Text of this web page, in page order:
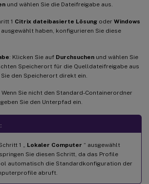
und wählen Sie die Dateifreigabe aus.
1 Citrix dateibasierte Lösung oder Windows
ausgewählt haben, konfigurieren Sie diese
: Klicken Sie auf Durchsuchen und wählen Sie
Speicherort für die Quelldateifreigabe aus
den Speicherort direkt ein.
Wenn Sie nicht den Standard-Containerordner
Sie den Unterpfad ein.
1 „ Lokaler Computer “ ausgewählt
Sie diesen Schritt, da das Profile
automatisch die Standardkonfiguration der
abruft.